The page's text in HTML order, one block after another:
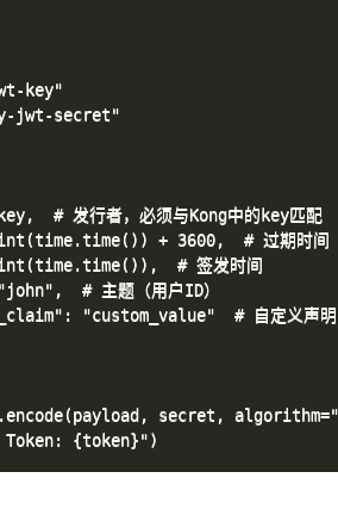
key"
jwt-secret"
# 发行者，必须与Kong中的key匹配
+ 3600,  # 过期时间
# 签发时间
# 主题（用户ID）
"custom_value"  # 自定义声明
secret,